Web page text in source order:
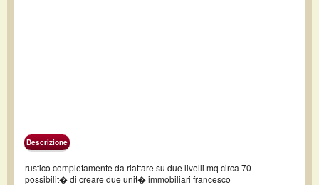
Descrizione
rustico completamente da riattare su due livelli mq circa 70
possibilit� di creare due unit� immobiliari francesco